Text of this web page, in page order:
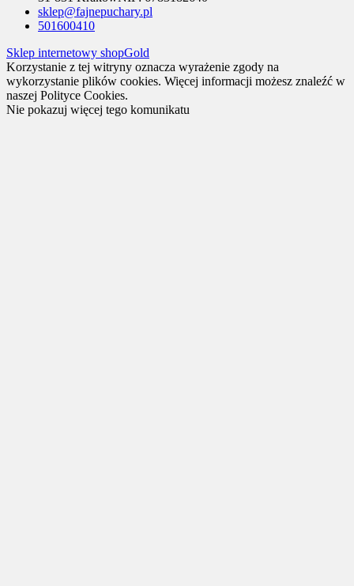
sklep@fajnepuchary.pl
501600410
Sklep internetowy shopGold
Korzystanie z tej witryny oznacza wyrażenie zgody na
wykorzystanie plików cookies. Więcej informacji możesz znaleźć w
naszej Polityce Cookies.
Nie pokazuj więcej tego komunikatu